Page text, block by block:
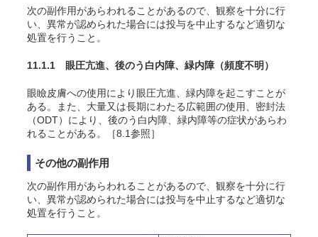
次の副作用があらわれることがあるので、観察を十分に行
い、異常が認められた場合には投与を中止するなど適切な
処置を行うこと。
11.1.1 眼圧亢進、後のう 白内障、緑内障 （頻度不明）
眼瞼皮膚への使用により眼圧亢進、緑内障を起こすことが
ある。また、大量又は長期にわたる広範囲の使用、密封法
（ODT）により、後のう 白内障、緑内障等の症状があらわ
れることがある。［8.1参照］
その他の副作用
次の副作用があらわれることがあるので、観察を十分に行
い、異常が認められた場合には投与を中止するなど適切な
処置を行うこと。